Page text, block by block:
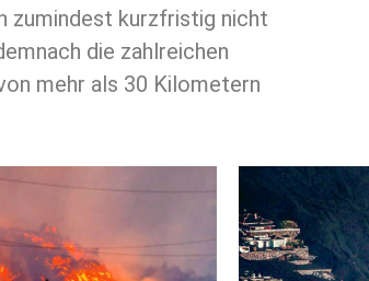
zumindest kurzfristig nicht
die zahlreichen
mehr als 30 Kilometern